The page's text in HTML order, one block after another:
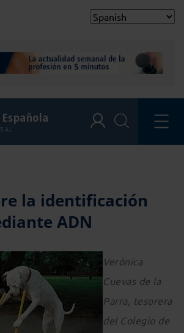
la identificación
ADN
Verònica
Cuevas de la
Parra, tesorera
del Colegio de